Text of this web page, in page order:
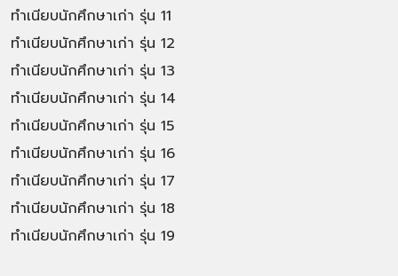
ทำเนียบนักศึกษาเก่า รุ่น 11
ทำเนียบนักศึกษาเก่า รุ่น 12
ทำเนียบนักศึกษาเก่า รุ่น 13
ทำเนียบนักศึกษาเก่า รุ่น 14
ทำเนียบนักศึกษาเก่า รุ่น 15
ทำเนียบนักศึกษาเก่า รุ่น 16
ทำเนียบนักศึกษาเก่า รุ่น 17
ทำเนียบนักศึกษาเก่า รุ่น 18
ทำเนียบนักศึกษาเก่า รุ่น 19